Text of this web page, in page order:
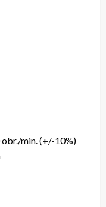
min. (+/-10%)